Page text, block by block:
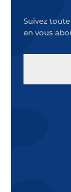
Suivez
en vous